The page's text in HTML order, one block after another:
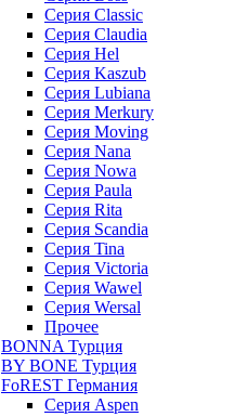
Серия Classic
Серия Claudia
Серия Hel
Серия Kaszub
Серия Lubiana
Серия Merkury
Серия Moving
Серия Nana
Серия Nowa
Серия Paula
Серия Rita
Серия Scandia
Серия Tina
Серия Victoria
Серия Wawel
Серия Wersal
Прочее
BONNA Турция
BY BONE Турция
FoREST Германия
Серия Aspen